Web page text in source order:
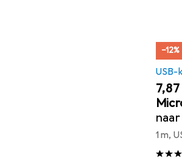
−12%
USB-
EUR
7,87
1 m,